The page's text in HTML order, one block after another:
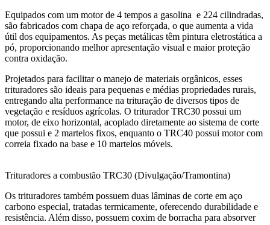
Equipados com um motor de 4 tempos a gasolina e 224 cilindradas,
são fabricados com chapa de aço reforçada, o que aumenta a vida
útil dos equipamentos. As peças metálicas têm pintura eletrostática a
pó, proporcionando melhor apresentação visual e maior proteção
contra oxidação.
Projetados para facilitar o manejo de materiais orgânicos, esses
trituradores são ideais para pequenas e médias propriedades rurais,
entregando alta performance na trituração de diversos tipos de
vegetação e resíduos agrícolas. O triturador TRC30 possui um
motor, de eixo horizontal, acoplado diretamente ao sistema de corte
que possui e 2 martelos fixos, enquanto o TRC40 possui motor com
correia fixado na base e 10 martelos móveis.
Trituradores a combustão TRC30 (Divulgação/Tramontina)
Os trituradores também possuem duas lâminas de corte em aço
carbono especial, tratadas termicamente, oferecendo durabilidade e
resistência. Além disso, possuem coxim de borracha para absorver